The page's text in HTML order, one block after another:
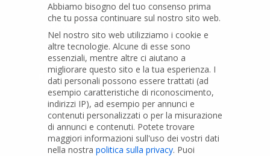
16015 Casella (GE) – Italy
01079200299
PRODOTTI
Tubi PVC
Raccordi PVC
Tubi e Raccordi in PVC-A
Abbiamo bisogno del tuo consenso prima
che tu possa continuare sul nostro sito web.
Nel nostro sito web utilizziamo i cookie e
altre tecnologie. Alcune di esse sono
essenziali, mentre altre ci aiutano a
migliorare questo sito e la tua esperienza. I
dati personali possono essere trattati (ad
esempio caratteristiche di riconoscimento,
indirizzi IP), ad esempio per annunci e
contenuti personalizzati o per la misurazione
di annunci e contenuti. Potete trovare
maggiori informazioni sull'uso dei vostri dati
nella nostra politica sulla privacy. Puoi